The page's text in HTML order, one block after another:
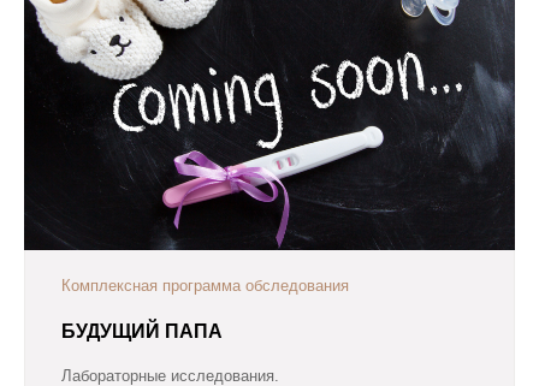
Комплексная программа обследования
БУДУЩИЙ ПАПА
Лабораторные исследования.